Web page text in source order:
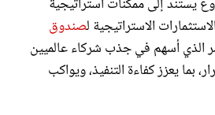
يستند إلى ممكنات استراتيجية
الاستراتيجية لصندوق
الذي أسهم في جذب شركاء عالميين
بما يعزز كفاءة التنفيذ، ويواكب